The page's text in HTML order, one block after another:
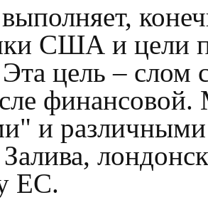
США и цели
цель – слом
и
ЕС.